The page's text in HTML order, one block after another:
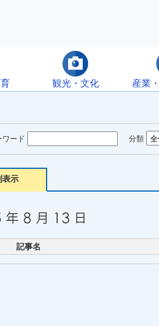
観光・文化 産業
ワード 分類
表示
記事名